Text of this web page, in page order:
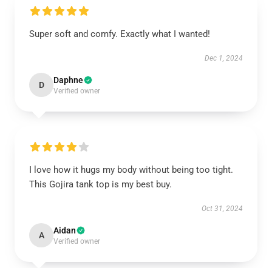
Super soft and comfy. Exactly what I wanted!
Dec 1, 2024
D Daphne
Verified owner
I love how it hugs my body without being too tight.
This Gojira tank top is my best buy.
Oct 31, 2024
A Aidan
Verified owner